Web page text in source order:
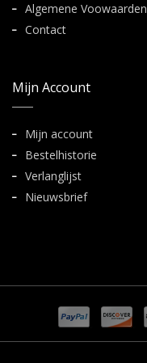
Algemene Voowaarden
Contact
Mijn Account
Mijn account
Bestelhistorie
Verlanglijst
Nieuwsbrief